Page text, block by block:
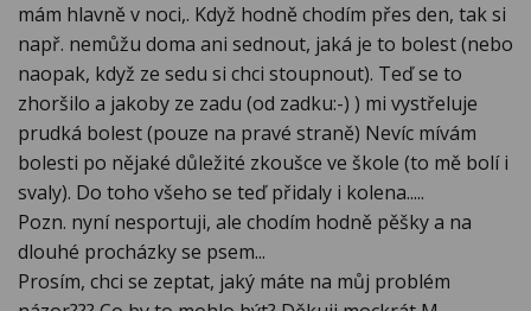
mám hlavně v noci,. Když hodně chodím přes den, tak si
např. nemůžu doma ani sednout, jaká je to bolest (nebo
naopak, když ze sedu si chci stoupnout). Teď se to
zhoršilo a jakoby ze zadu (od zadku:-) ) mi vystřeluje
prudká bolest (pouze na pravé straně) Nevíc mívám
bolesti po nějaké důležité zkoušce ve škole (to mě bolí i
svaly). Do toho všeho se teď přidaly i kolena.....
Pozn. nyní nesportuji, ale chodím hodně pěšky a na
dlouhé procházky se psem...
Prosím, chci se zeptat, jaký máte na můj problém